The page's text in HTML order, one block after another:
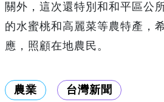
關外，這次還特別和和平區公
的水蜜桃和高麗菜等農特產，
應，照顧在地農民。
農業 台灣新聞